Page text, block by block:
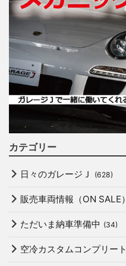
カテゴリー
日々のガレージＪ (628)
販売車両情報（ON SALE）
ただいま納車準備中 (34)
空冷カスタムコンプリート